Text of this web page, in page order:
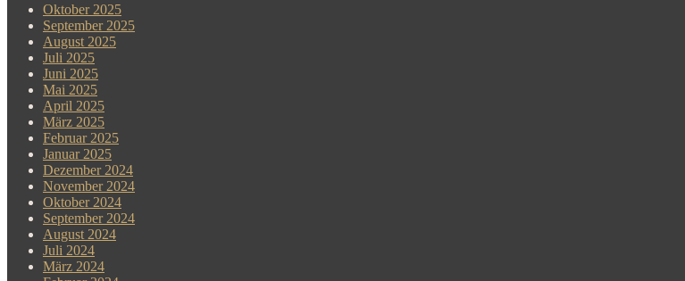
Oktober 2025
September 2025
August 2025
Juli 2025
Juni 2025
Mai 2025
April 2025
März 2025
Februar 2025
Januar 2025
Dezember 2024
November 2024
Oktober 2024
September 2024
August 2024
Juli 2024
März 2024